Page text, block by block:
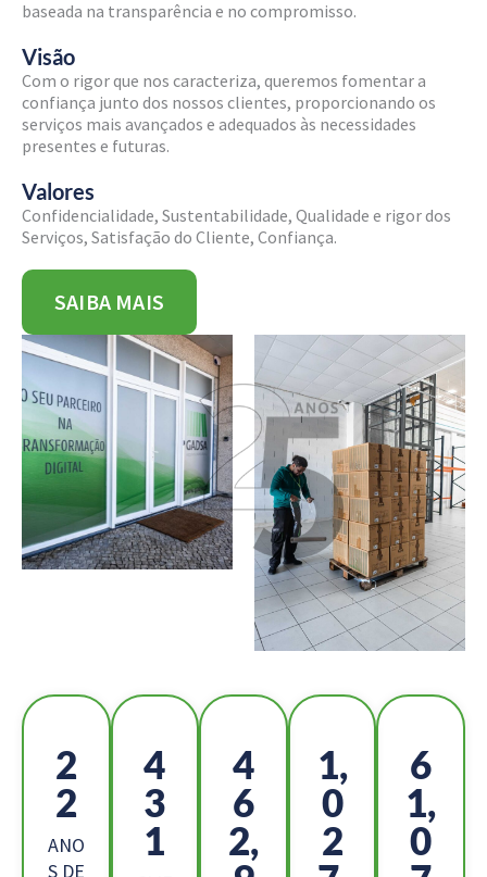
baseada na transparência e no compromisso.
Visão
Com o rigor que nos caracteriza, queremos fomentar a
confiança junto dos nossos clientes, proporcionando os
serviços mais avançados e adequados às necessidades
presentes e futuras.
Valores
Confidencialidade, Sustentabilidade, Qualidade e rigor dos
Serviços, Satisfação do Cliente, Confiança.
SAIBA MAIS
2
5
ANO
S DE
4
8
5
5
2
0,
1,
1
5
6
8,
7